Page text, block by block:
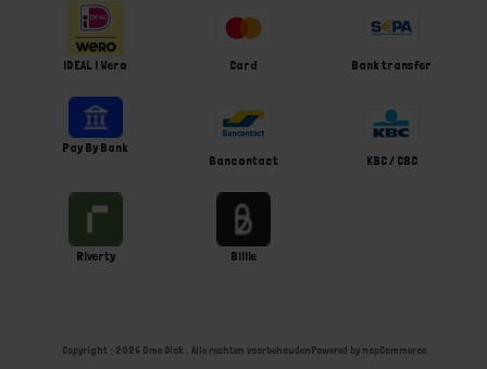
iDEAL | Wero Card Bank transfer
Pay By Bank
Bancontact
KBC / CBC
Riverty Billie
Copyright ; 2026 Ome Dick . Alle rechten voorbehoudenPowered by nopCommerce